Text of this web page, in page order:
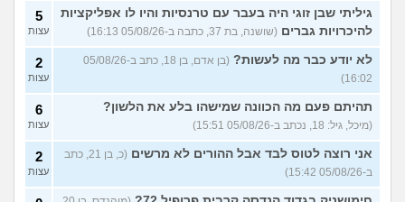
הטיפול
(תות, בת 34)
עד כמה אני מבלבלת בנות
באופן הלבוש שלי והדיבור שלי,
צריכה עצה
(עדן, בת 24)
4
עצות
האם אימוני קליסטניקס באמת
טובים יותר?
(מתלבט, בן 32)
4
עצות
בת 16, והשיער שלי ממש נושר
ואני לא יודעת מה לעשות?
(אליאנה, בת 16)
צלוליט בגיל הנעורים, מה
2
גיליתי שבן זוגי היה בעבר עם טרנסיות והיו לו אפליקציות
להיכרויות גברים (שושנה, בת 37, כתבה ב-05/08/26 16:13)
5
עצות
לא יודע כבר מה לעשות?
(בן אדם, בן 18, כתב ב-05/08/26
16:02)
2
עצות
תהיתם פעם מה הכוונה שמישהו בלע את הלשון?
(מיכל, גיל: 18, נכתב ב-05/08/26 15:51)
6
עצות
אני רוצה לטוס לבד אבל ההורים לא מרשים
(כ, בן 21, כתב
ב-05/08/26 15:42)
2
עצות